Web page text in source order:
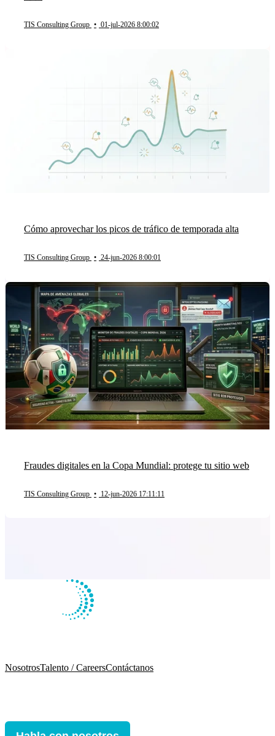
TIS Consulting Group • 01-jul-2026 8:00:02
Cómo aprovechar los picos de tráfico de temporada alta
TIS Consulting Group • 24-jun-2026 8:00:01
Fraudes digitales en la Copa Mundial: protege tu sitio web
TIS Consulting Group • 12-jun-2026 17:11:11
NosotrosTalento / CareersContáctanos